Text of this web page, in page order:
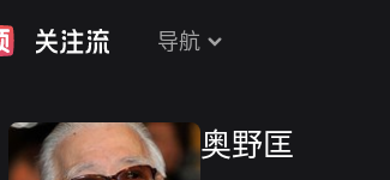
导航
奥野匡